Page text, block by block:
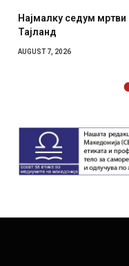
во нападот врз